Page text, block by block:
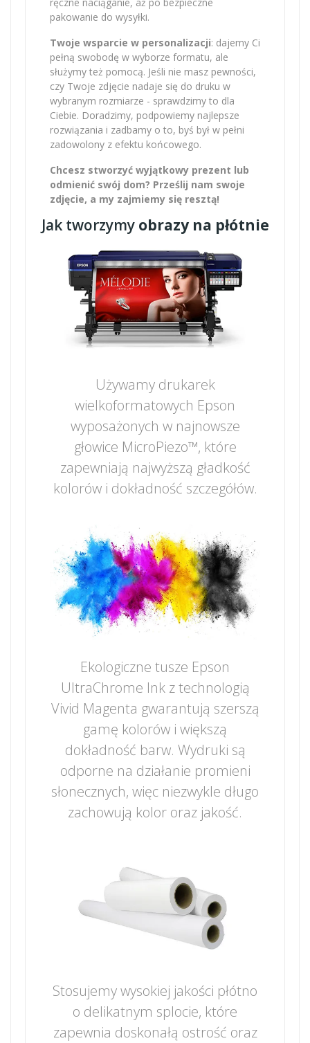
pakowanie do wysyłki.
Twoje wsparcie w personalizacji: dajemy Ci
pełną swobodę w wyborze formatu, ale
służymy też pomocą. Jeśli nie masz pewności,
czy Twoje zdjęcie nadaje się do druku w
wybranym rozmiarze - sprawdzimy to dla
Ciebie. Doradzimy, podpowiemy najlepsze
rozwiązania i zadbamy o to, byś był w pełni
zadowolony z efektu końcowego.
Chcesz stworzyć wyjątkowy prezent lub
odmienić swój dom? Prześlij nam swoje
zdjęcie, a my zajmiemy się resztą!
Jak tworzymyobrazy na płótnie
Używamy drukarek
wielkoformatowych Epson
wyposażonych w najnowsze
głowice MicroPiezo™, które
zapewniają najwyższą gładkość
kolorów i dokładność szczegółów.
Ekologiczne tusze Epson
UltraChrome Ink z technologią
Vivid Magenta gwarantują szerszą
gamę kolorów i większą
dokładność barw. Wydruki są
odporne na działanie promieni
słonecznych, więc niezwykle długo
zachowują kolor oraz jakość.
Stosujemy wysokiej jakości płótno
o delikatnym splocie, które
zapewnia doskonałą ostrość oraz